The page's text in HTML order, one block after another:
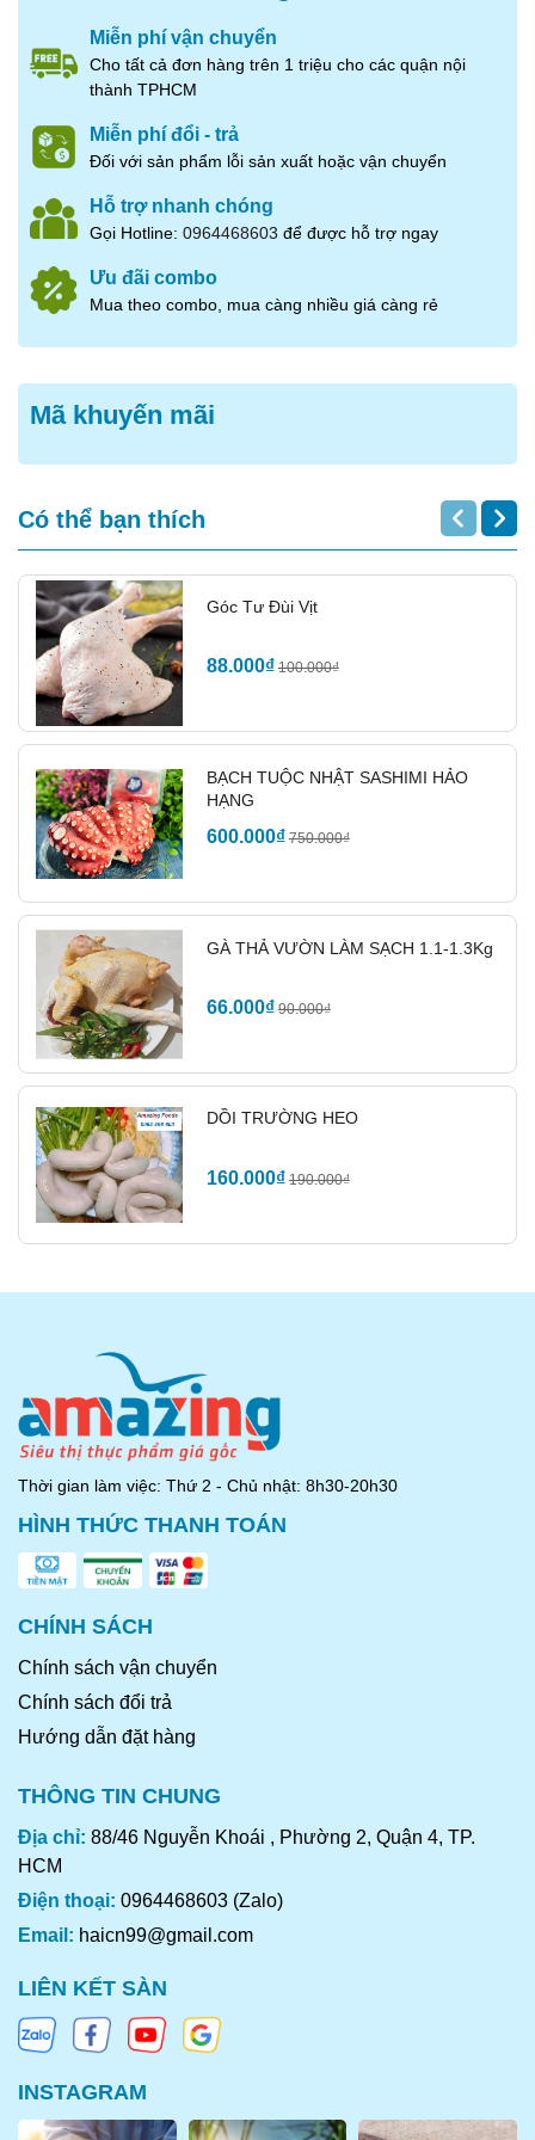
Bạn có thể dễ dàng đặt hàngbồ câu tươigiao
ngay tại cửa hàng Amazing Foods, Q4.Amazing
Foodsđang cung cấp cho thị trường loạibồ câu
ra ràngto, mập ú, căng mọng, thịt nhiều size từ
Ngoài việc bồ bổ sức khoẻ cho trẻ em người già,
bồ câu ra ràng
còn được chế biến thành nhiều
câu nướng mật ong
CÁC MÓN ĂN TUYỆT ĐỈNH TỪ BỒ CÂU
RA RÀNG
Cháo bồ câu đậu xanh
Miễn phí vận chuyển
Cho tất cả đơn hàng trên 1 triệu cho các quận nội
thành TPHCM
Miễn phí đổi - trả
Đối với sản phẩm lỗi sản xuất hoặc vận chuyển
Hỗ trợ nhanh chóng
Gọi Hotline: 0964468603 để được hỗ trợ ngay
Ưu đãi combo
Mua theo combo, mua càng nhiều giá càng rẻ
Mã khuyến mãi
Có thể bạn thích
Góc Tư Đùi Vịt
88.000₫ 100.000₫
BẠCH TUỘC NHẬT SASHIMI HẢO
HẠNG
600.000₫ 750.000₫
GÀ THẢ VƯỜN LÀM SẠCH 1.1-1.3Kg
66.000₫ 90.000₫
DỒI TRƯỜNG HEO
160.000₫ 190.000₫
Thời gian làm việc: Thứ 2 - Chủ nhật: 8h30-20h30
HÌNH THỨC THANH TOÁN
CHÍNH SÁCH
Chính sách vận chuyển
Chính sách đổi trả
Hướng dẫn đặt hàng
THÔNG TIN CHUNG
Địa chỉ: 88/46 Nguyễn Khoái , Phường 2, Quận 4, TP.
HCM
Điện thoại: 0964468603 (Zalo)
Email: haicn99@gmail.com
LIÊN KẾT SÀN
INSTAGRAM